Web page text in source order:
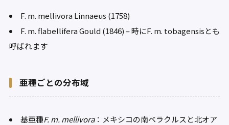
F. m. mellivora Linnaeus (1758)
F. m. flabellifera Gould (1846) – 時にF. m. tobagensisとも
呼ばれます
亜種ごとの分布域
基亜種F. m. mellivora：メキシコの南ベラクルスと北オア